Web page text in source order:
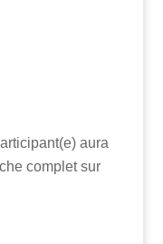
aura
complet sur